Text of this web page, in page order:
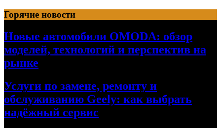
Перейти
к
содержимому
Горячие новости
Новые автомобили OMODA: обзор
моделей, технологий и перспектив на
рынке
Услуги по замене, ремонту и
обслуживанию Geely: как выбрать
надёжный сервис